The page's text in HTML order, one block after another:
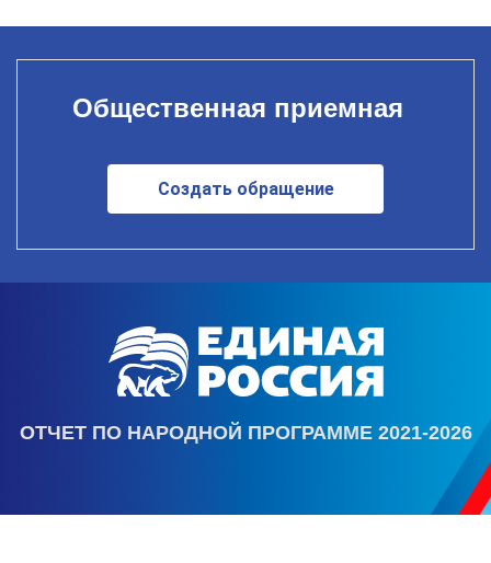
Общественная приемная
Создать обращение
ОТЧЕТ ПО НАРОДНОЙ ПРОГРАММЕ 2021-2026